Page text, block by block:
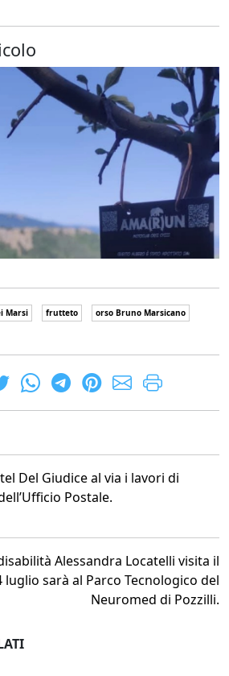
Marsi frutteto
orso Bruno Marsicano
Del Giudice al via i lavori di
Postale.
Alessandra Locatelli visita il
luglio sarà al Parco Tecnologico del
Neuromed di Pozzilli.